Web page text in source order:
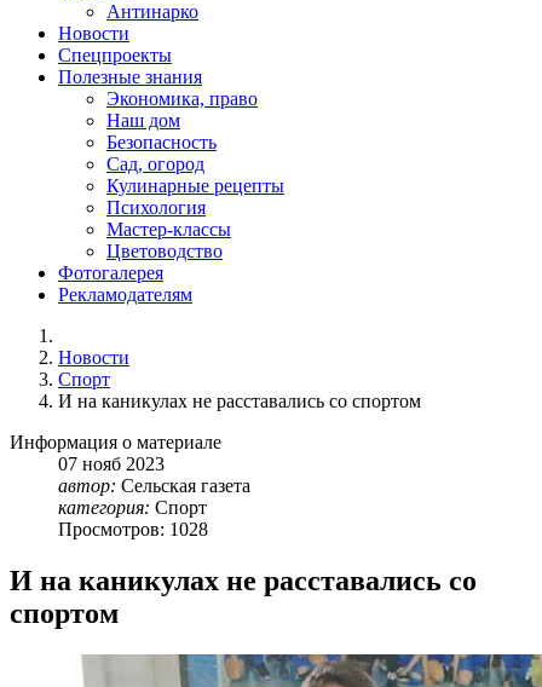
Антинарко
Новости
Спецпроекты
Полезные знания
Экономика, право
Наш дом
Безопасность
Сад, огород
Кулинарные рецепты
Психология
Мастер-классы
Цветоводство
Фотогалерея
Рекламодателям
Новости
Спорт
И на каникулах не расставались со спортом
Информация о материале
07 нояб 2023
автор: Сельская газета
категория: Спорт
Просмотров: 1028
И на каникулах не расставались со
спортом